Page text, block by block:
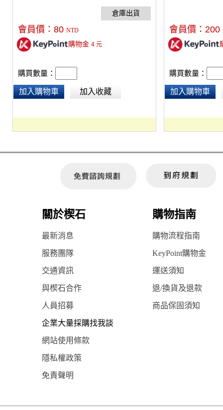
會員價： 80 NTD
購物金 4元
購買數量：
加入購物車 加入收藏
會員價： 200
購買數量：
加入購物車
關於楔石 購物指南
最新消息 購物流程指南
服務團隊 KeyPoint購物金
交通資訊 運送須知
與楔石合作 退/換貨及退款
人員招募 商品保固須知
企業大量採購找我談
網站使用條款
隱私權政策
免責聲明